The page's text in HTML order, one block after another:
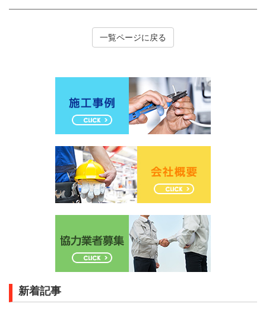
一覧ページに戻る
新着記事